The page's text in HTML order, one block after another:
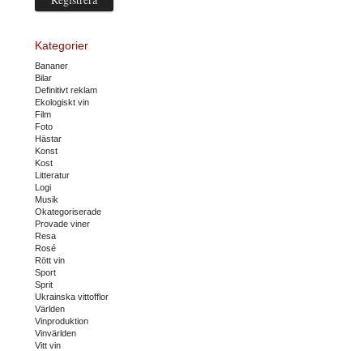
Kategorier
Bananer
Bilar
Definitivt reklam
Ekologiskt vin
Film
Foto
Hästar
Konst
Kost
Litteratur
Logi
Musik
Okategoriserade
Provade viner
Resa
Rosé
Rött vin
Sport
Sprit
Ukrainska vittofflor
Världen
Vinproduktion
Vinvärlden
Vitt vin